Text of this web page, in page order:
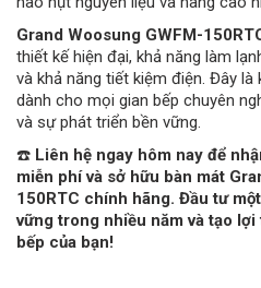
Grand Woosung GWFM-
thiết kế hiện đại, khả năng làm
và khả năng tiết kiệm điện. Đây
dành cho mọi gian bếp chuyên
và sự phát triển bền vững.
☎️ Liên hệ ngay hôm nay để
miễn phí và sở hữu bàn mát
150RTC chính hãng. Đầu tư
vững trong nhiều năm và tạo
bếp của bạn!